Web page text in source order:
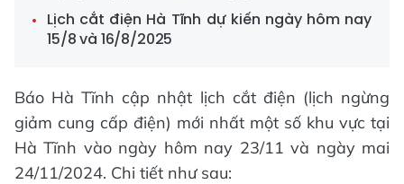
Lịch cắt điện Hà Tĩnh dự kiến ngày hôm nay
15/8 và 16/8/2025
Báo Hà Tĩnh cập nhật lịch cắt điện (lịch ngừng
giảm cung cấp điện) mới nhất một số khu vực tại
Hà Tĩnh vào ngày hôm nay 23/11 và ngày mai
24/11/2024. Chi tiết như sau: